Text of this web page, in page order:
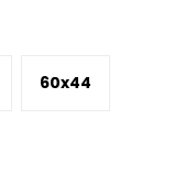
60x44